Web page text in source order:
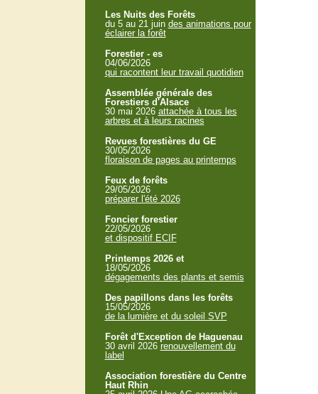
Les Nuits des Forêts
du 5 au 21 juin des animations pour
éclairer la forêt
Forestier - es
04/06/2026
qui racontent leur travail quotidien
Assemblée générale des
Forestiers d'Alsace
30 mai 2026 attachée à tous les
arbres et à leurs racines
Revues forestières du GE
30/05/2026
floraison de pages au printemps
Feux de forêts
29/05/2026
préparer l'été 2026
Foncier forestier
22/05/2026
et dispositif ECIF
Printemps 2026 et
18/05/2026
dégagements des plants et semis
Des papillons dans les forêts
15/05/2026
de la lumière et du soleil SVP
Forêt d'Exception de Haguenau
30 avril 2026 renouvellement du
label
Association forestière du Centre
Haut Rhin